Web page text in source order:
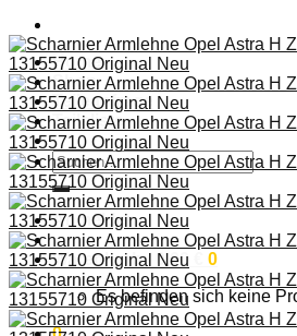
Home
Shop
Teileanfrage
Teileliste
Suchen
nach:
Anmelden
Warenkorb / 0,00
0
Es befinden sich keine